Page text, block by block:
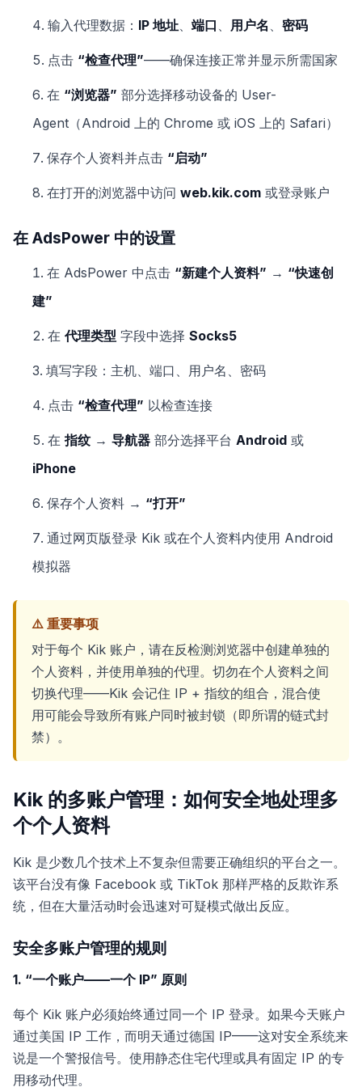
输入代理数据： IP 地址 端口 用户名 密码
点击 “检查代理”——确保连接正常并显示所需国家
在 “浏览器” 部分选择移动设备的 User-
Agent（Android 上的 Chrome 或 iOS 上的 Safari）
保存个人资料并点击 “启动”
在打开的浏览器中访问 web.kik.com 或登录账户
在 AdsPower 中的设置
在 AdsPower 中点击 “新建个人资料” → “快速创
建”
在 代理类型 字段中选择 Socks5
填写字段：主机、端口、用户名、密码
点击 “检查代理” 以检查连接
在 指纹→ 导航器 部分选择平台 Android 或
iPhone
保存个人资料 → “打开”
通过网页版登录 Kik 或在个人资料内使用 Android
模拟器
⚠️ 重要事项
对于每个 Kik 账户，请在反检测浏览器中创建单独的
个人资料，并使用单独的代理。切勿在个人资料之间
切换代理——Kik 会记住 IP + 指纹的组合，混合使
用可能会导致所有账户同时被封锁（即所谓的链式封
禁）。
Kik 的多账户管理：如何安全地处理多
个个人资料
Kik 是少数几个技术上不复杂但需要正确组织的平台之一。
该平台没有像 Facebook 或 TikTok 那样严格的反欺诈系
统，但在大量活动时会迅速对可疑模式做出反应。
安全多账户管理的规则
1. “一个账户——一个 IP” 原则
每个 Kik 账户必须始终通过同一个 IP 登录。如果今天账户
通过美国 IP 工作，而明天通过德国 IP——这对安全系统来
说是一个警报信号。使用静态住宅代理或具有固定 IP 的专
用移动代理。